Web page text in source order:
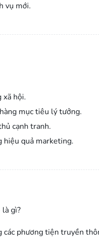
vụ mới.
xã hội.
mục tiêu lý tưởng.
cạnh tranh.
hiệu quả marketing.
gì?
các phương tiện truyền